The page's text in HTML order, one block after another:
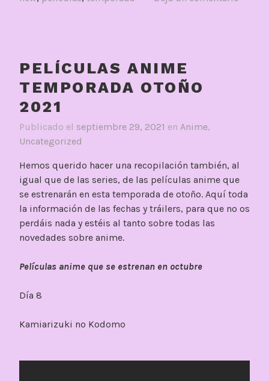
PELÍCULAS ANIME
TEMPORADA OTOÑO
2021
Publicado el septiembre 29, 2021 en Anime,
Uncategorized
Hemos querido hacer una recopilación también, al
igual que de las series, de las películas anime que
se estrenarán en esta temporada de otoño. Aquí toda
la información de las fechas y tráilers, para que no os
perdáis nada y estéis al tanto sobre todas las
novedades sobre anime.
Películas anime que se estrenan en octubre
Día 8
Kamiarizuki no Kodomo